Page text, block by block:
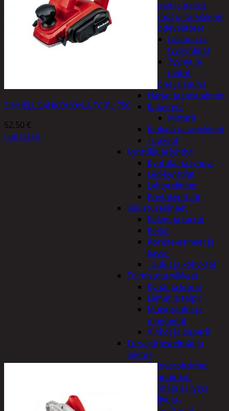
Tyynyt ja peitot
Verhot ja tarvikkeet
Vuodevaatteet
Lakanat ja
tyynynlinat
Tyynyt ja
peitot
Kylpyhuone ja sauna
Harjat ja pesuaineet
Kalusteet
Mittarit
Kiukaat ja tarvikkeet
Tuoksut
Kynttilät ja lyhdyt
Kynttilät ja lyhdyt
Led-kynttilät
Lyhtytelineet
Pöytäkynttilät
Sisustusesineet
Kalvot ja tarrat
Kellot
Koriste-esineet ja
kasvit
Taulut ja kehykset
Toimistotarvikkeet
Kynät ja kumit
Liimat ja teipit
Muistitaulut ja
magneetit
Vihkot ja paperit
Turvajärjestelmät ja
lukitus
Palovaroittimet
Riippulukot
Varastointi ja säilytys
Hyllyt ja -
EINHELL SÄHKÖHÖYLÄ TC-PL 750
52,50 €
Lue Lisää